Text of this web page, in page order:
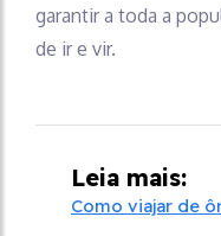
garantir a toda a
de ir e vir.
Leia mais:
Como viajar de